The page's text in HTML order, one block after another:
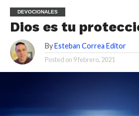
DEVOCIONALES
Dios es tu
By Esteban Correa Editor
Posted on 9 febrero, 2021